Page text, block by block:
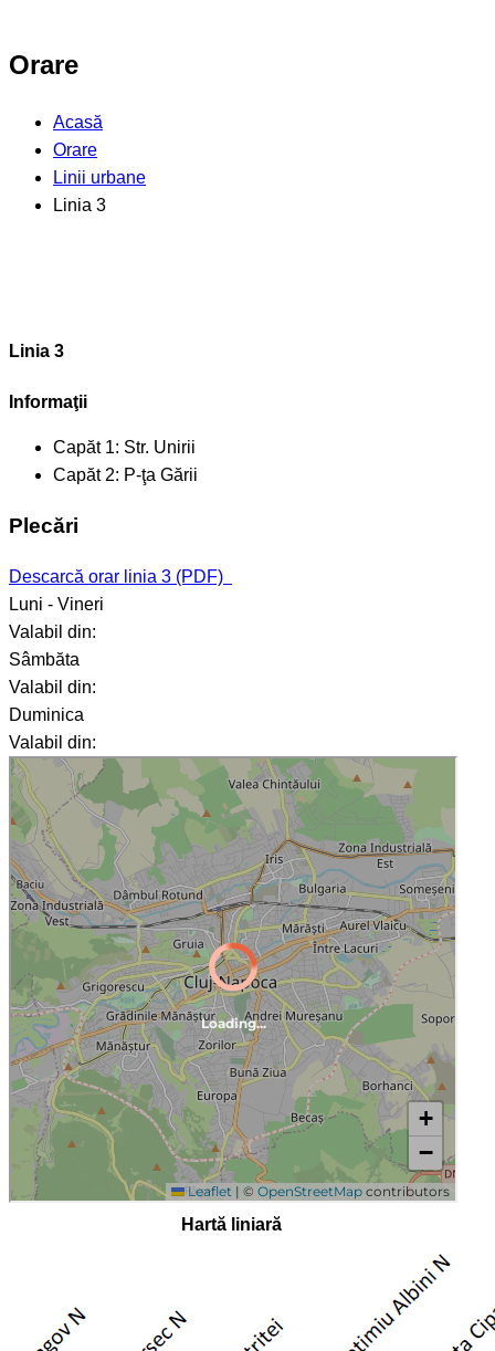
Orare
Acasă
Orare
Linii urbane
Linia 3
Linia 3
Informaţii
Capăt 1: Str. Unirii
Capăt 2: P-ţa Gării
Plecări
Descarcă orar linia 3 (PDF)
Luni - Vineri
Valabil din:
Sâmbăta
Valabil din:
Duminica
Valabil din:
Hartă liniară